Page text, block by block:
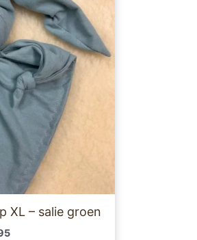
XL – salie groen